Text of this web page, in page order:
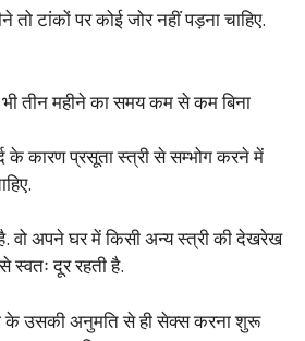
टांकों पर कोई जोर नहीं पड़ना चाहिए.
भी तीन महीने का समय कम से कम बिना
के कारण प्रसूता स्त्री से सम्भोग करने में
है. वो अपने घर में किसी अन्य स्त्री की देखरेख
स्वतः दूर रहती है.
के उसकी अनुमति से ही सेक्स करना शुरू